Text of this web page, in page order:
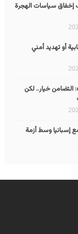
سياسات الهجرة
أو تهديد أمني
التضامن خيار.. لكن
إسبانيا وسط أزمة